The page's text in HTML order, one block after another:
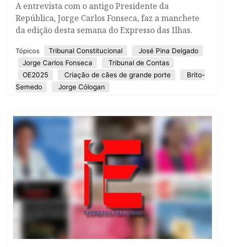
A entrevista com o antigo Presidente da
República, Jorge Carlos Fonseca, faz a manchete
da edição desta semana do Expresso das Ilhas.
Tópicos Tribunal Constitucional
José Pina Delgado
Jorge Carlos Fonseca
Tribunal de Contas
OE2025
Criação de cães de grande porte
Brito-
Semedo
Jorge Cólogan